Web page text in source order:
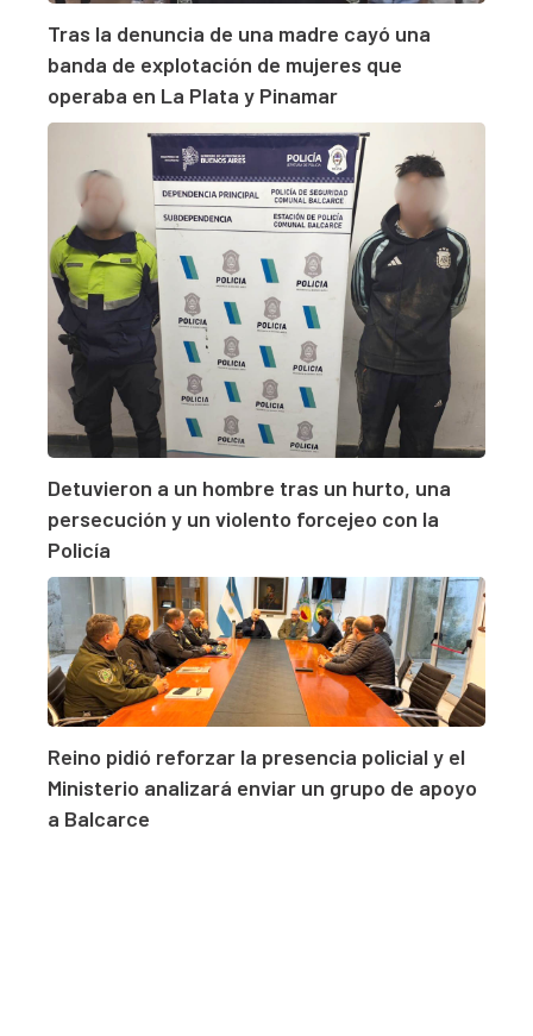
Tras la denuncia de una madre cayó una
banda de explotación de mujeres que
operaba en La Plata y Pinamar
Detuvieron a un hombre tras un hurto, una
persecución y un violento forcejeo con la
Policía
Reino pidió reforzar la presencia policial y el
Ministerio analizará enviar un grupo de apoyo
a Balcarce